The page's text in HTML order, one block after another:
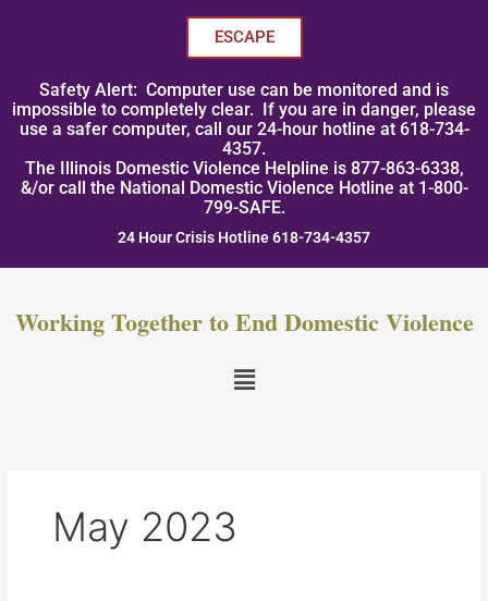
ESCAPE
Safety Alert: Computer use can be monitored and is
impossible to completely clear. If you are in danger, please
use a safer computer, call our 24-hour hotline at 618-734-
4357.
The Illinois Domestic Violence Helpline is 877-863-6338,
&/or call the National Domestic Violence Hotline at 1-800-
799-SAFE.
24 Hour Crisis Hotline 618-734-4357
Working Together to End Domestic Violence
Menu
May 2023